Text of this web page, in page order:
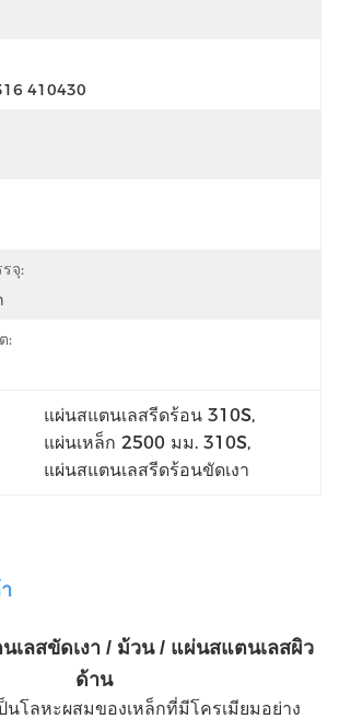
410430
จุ:
:
แผ่นสแตนเลสรีดร้อน 310S,
แผ่นเหล็ก 2500 มม. 310S,
แผ่นสแตนเลสรีดร้อนขัดเงา
เลสขัดเงา / ม้วน / แผ่นสแตนเลสผิว
ด้าน
นโลหะผสมของเหล็กที่มีโครเมียมอย่าง